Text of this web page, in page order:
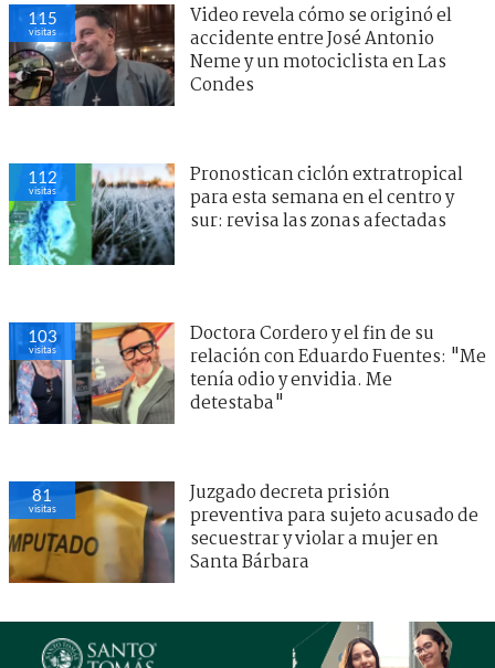
115
visitas
Video revela cómo se originó el
accidente entre José Antonio
Neme y un motociclista en Las
Condes
112
visitas
Pronostican ciclón extratropical
para esta semana en el centro y
sur: revisa las zonas afectadas
103
visitas
Doctora Cordero y el fin de su
relación con Eduardo Fuentes: "Me
tenía odio y envidia. Me
detestaba"
81
visitas
Juzgado decreta prisión
preventiva para sujeto acusado de
secuestrar y violar a mujer en
Santa Bárbara